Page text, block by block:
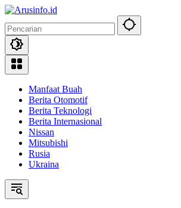
Langsung
konten
Manfaat Buah
Berita Otomotif
Berita Teknologi
Berita Internasional
Nissan
Mitsubishi
Rusia
Ukraina